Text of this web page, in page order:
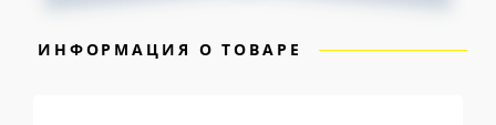
ИНФОРМАЦИЯ О ТОВАРЕ